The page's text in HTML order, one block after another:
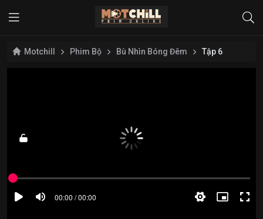
Motchill Phim Bộ Bù Nhìn Bóng Đêm Tập 6